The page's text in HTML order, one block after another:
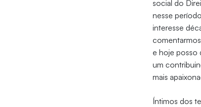
social do
nesse
interesse
e hoje posso
um
mais
Íntimos dos